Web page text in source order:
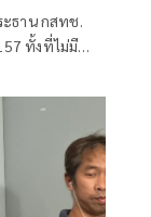
ธาน กสทช.
ทั้งที่ไม่มี